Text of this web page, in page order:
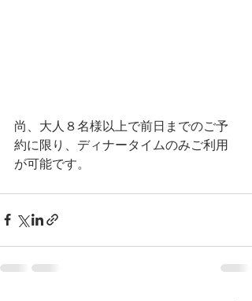
尚、大人８名様以上で前日までのご予
約に限り、ディナータイムのみご利用
が可能です。